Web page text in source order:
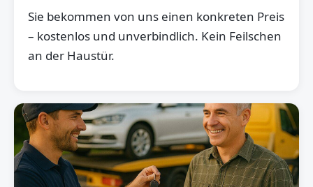
Sie bekommen von uns einen konkreten Preis
– kostenlos und unverbindlich. Kein Feilschen
an der Haustür.